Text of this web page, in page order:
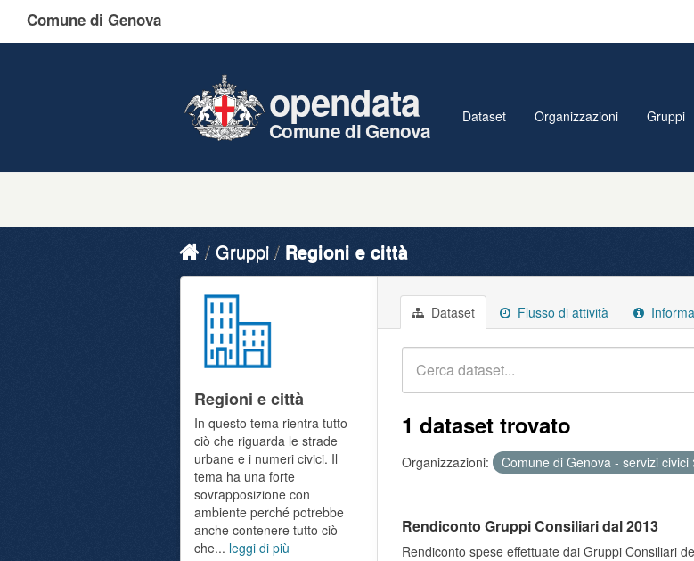
Comune di Genova
opendata
Comune di Genova
Dataset Organizzazioni Gruppi
Gruppi Regioni e città
Dataset Flusso di attività
1 dataset trovato
Organizzazioni: Comune di Genova - servizi civici
Rendiconto Gruppi Consiliari dal 2013
Rendiconto spese effettuate dai Gruppi Consiliari
Regioni e città
In questo tema rientra tutto
ciò che riguarda le strade
urbane e i numeri civici. Il
tema ha una forte
sovrapposizione con
ambiente perché potrebbe
anche contenere tutto ciò
che... leggi di più